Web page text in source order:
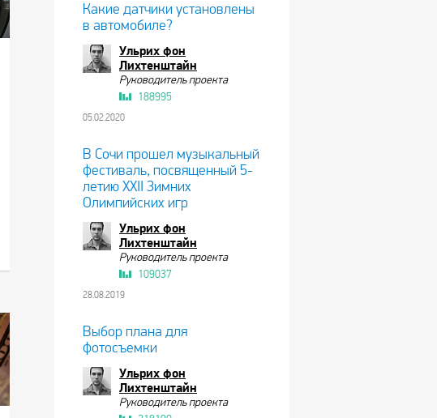
Какие датчики установлены
в автомобиле?
Ульрих фон
Лихтенштайн
Руководитель проекта
188995
05.02.2020
В Сочи прошел музыкальный
фестиваль, посвященный 5-
летию XXII Зимних
Олимпийских игр
Ульрих фон
Лихтенштайн
Руководитель проекта
109037
28.08.2019
Выбор плана для
фотосъемки
Ульрих фон
Лихтенштайн
Руководитель проекта